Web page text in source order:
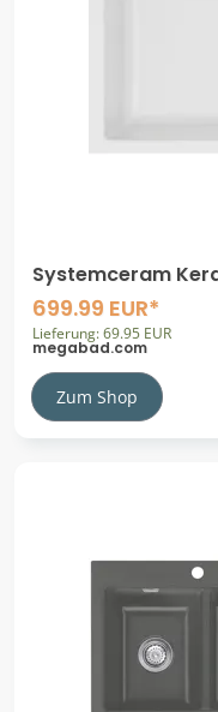
Systemceram
flächenbündigen
699.99 EUR*
Lieferung: 69.95 EUR
megabad.com
Zum Shop